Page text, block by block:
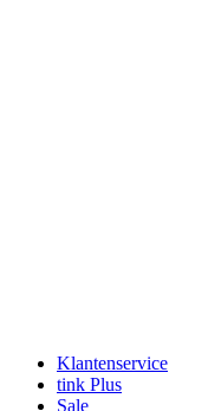
Klantenservice
tink Plus
Sale